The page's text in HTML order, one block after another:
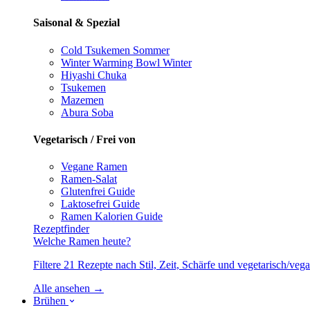
Saisonal & Spezial
Cold Tsukemen Sommer
Winter Warming Bowl Winter
Hiyashi Chuka
Tsukemen
Mazemen
Abura Soba
Vegetarisch / Frei von
Vegane Ramen
Ramen-Salat
Glutenfrei Guide
Laktosefrei Guide
Ramen Kalorien Guide
Rezeptfinder
Welche Ramen heute?
Filtere 21 Rezepte nach Stil, Zeit, Schärfe und vegetarisch/
Alle ansehen →
Brühen